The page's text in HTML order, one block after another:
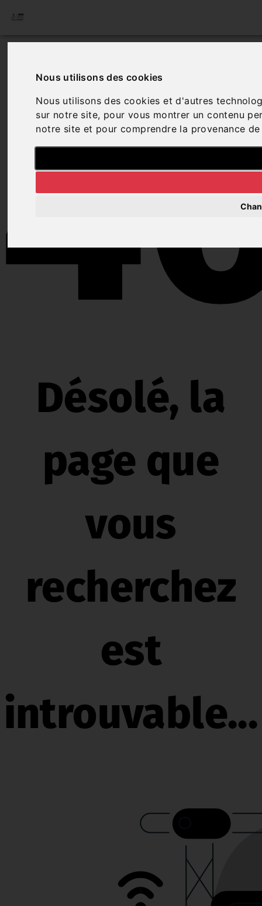
Nous utilisons des cookies
Nous utilisons des cookies et d'autres
sur notre site, pour vous montrer un contenu
notre site et pour comprendre la provenance
Désolé, la
page que
vous
recherchez
est
introuvable...